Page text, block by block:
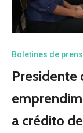
Boletines de
Presidente
a crédito